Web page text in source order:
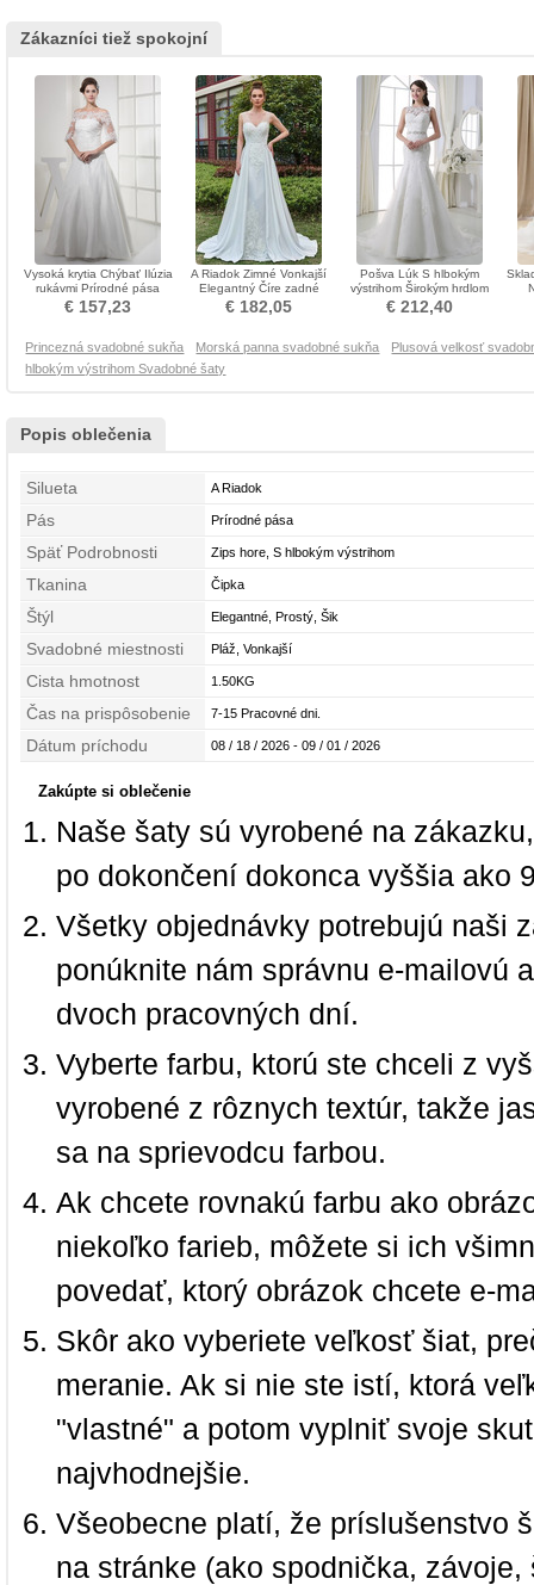
Zákazníci tiež spokojní
Vysoká krytia Chýbať Ilúzia
rukávmi Prírodné pása
Nevestin obleko
€ 157,23
A Riadok Zimné Vonkajší
Elegantný Číre zadné
Nevestin obleko
€ 182,05
Pošva Lúk S hlbokým
výstrihom Širokým hrdlom
Kostol Poroka Obleko
€ 212,40
Princezná svadobné sukňa Morská panna svadobné sukňa
Plusová velkosť
hlbokým výstrihom Svadobné šaty
Popis oblečenia
Silueta A Riadok
Pás Prírodné pása
Späť Podrobnosti Zips hore, S hlbokým výstrihom
Tkanina Čipka
Štýl Elegantné, Prostý, Šik
Svadobné miestnosti Pláž, Vonkajší
Cista hmotnost 1.50KG
Čas na prispôsobenie 7-15 Pracovné dni.
Dátum príchodu 08 / 18 / 2026 - 09 / 01 / 2026
Zakúpte si oblečenie
Naše šaty sú vyrobené na
po dokončení dokonca vyššia ako
Všetky objednávky potrebujú naši
ponúknite nám správnu e-mailovú
dvoch pracovných dní.
Vyberte farbu, ktorú ste chceli z
vyrobené z rôznych textúr, takže
sa na sprievodcu farbou.
Ak chcete rovnakú farbu ako
niekoľko farieb, môžete si ich
povedať, ktorý obrázok chcete e-
Skôr ako vyberiete veľkosť šiat,
meranie. Ak si nie ste istí, ktorá
"vlastné" a potom vyplniť svoje
najvhodnejšie.
Všeobecne platí, že príslušenstvo
na stránke (ako spodnička,